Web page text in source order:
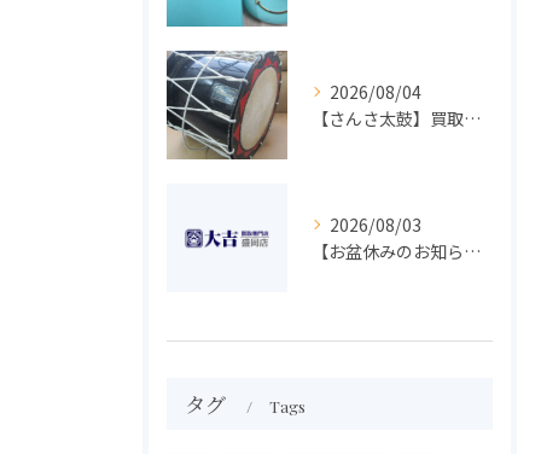
2026/08/04
【さんさ太鼓】買取 大吉盛岡店 楽器 買取します！！
2026/08/03
【お盆休みのお知らせ】買取専門 大吉 盛岡店
タグ Tags